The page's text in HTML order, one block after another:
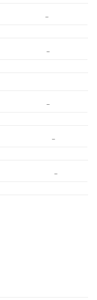
–
–
–
–
–